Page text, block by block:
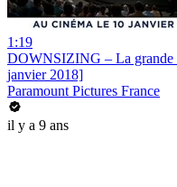
1:19
DOWNSIZING – La grande
janvier 2018]
Paramount Pictures France
il y a 9 ans